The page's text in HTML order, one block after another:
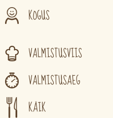
KOGUS
VALMISTUSVIIS
VALMISTUSAEG
KÄIK